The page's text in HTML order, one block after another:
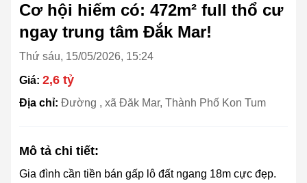
Cơ hội hiếm có: 472m² full thổ cư
ngay trung tâm Đắk Mar!
Thứ sáu, 15/05/2026, 15:24
Giá: 2,6 tỷ
Địa chỉ: Đường , xã Đăk Mar, Thành Phố Kon Tum
Mô tả chi tiết:
Gia đình cần tiền bán gấp lô đất ngang 18m cực đẹp.